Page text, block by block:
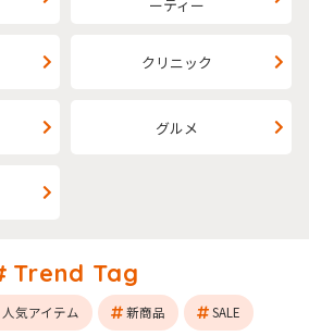
ーティー
クリニック
グルメ
Trend Tag
人気アイテム 新商品 SALE